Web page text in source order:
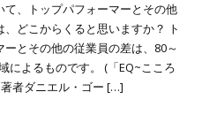
て、トップパフォーマーとその他
、どこからくると思いますか？ ト
ーとその他の従業員の差は、80～
によるものです。 (「EQ~こころ
者ダニエル・ゴー […]